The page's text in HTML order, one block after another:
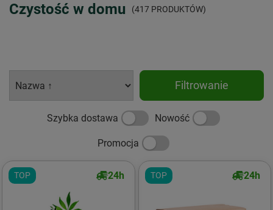
Czystość w domu (417 PRODUKTÓW)
Filtrowanie
Szybka dostawa Nowość
Promocja
TOP 24h TOP 24h